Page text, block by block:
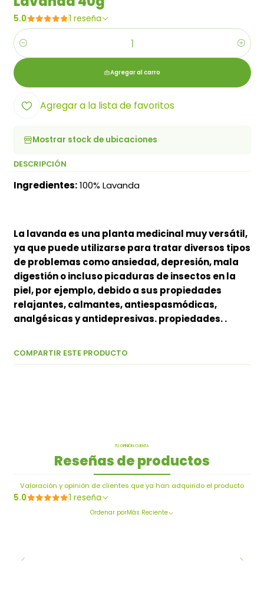
5.0 1 reseña
Cantidad
Agregar al carro
Agregar a la lista de favoritos
Mostrar stock de ubicaciones
DESCRIPCIÓN
Ingredientes:100% Lavanda
La lavanda es una planta medicinal muy versátil,
ya que puede utilizarse para tratar diversos tipos
de problemas como ansiedad, depresión, mala
digestión o incluso picaduras de insectos en la
piel, por ejemplo, debido a sus propiedades
relajantes, calmantes, antiespasmódicas,
analgésicas y antidepresivas. propiedades. .
COMPARTIR ESTE PRODUCTO
TU OPINIÓN CUENTA
Reseñas de productos
Valoración y opinión de clientes que ya han adquirido el producto
5.0 1 reseña
Ordenar porMás Reciente